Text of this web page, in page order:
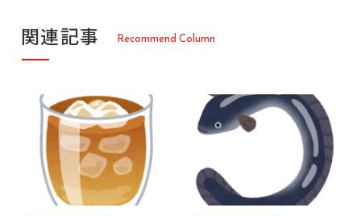
関連記事 Recommend Co lumn